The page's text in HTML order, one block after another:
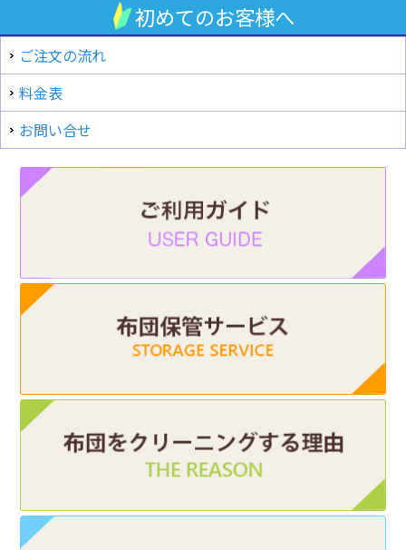
初めてのお客様へ
ご注文の流れ
料金表
お問い合せ